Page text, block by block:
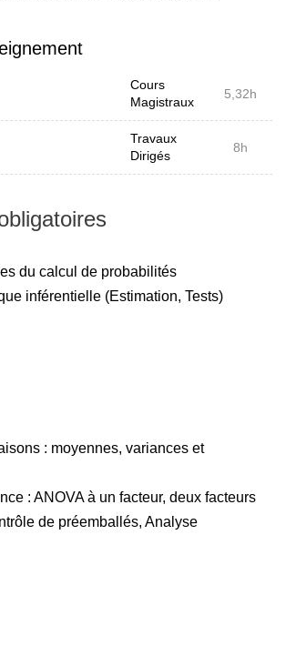
Cours
Magistraux
5,32h
Travaux
Dirigés
8h
du calcul de probabilités
inférentielle (Estimation, Tests)
: moyennes, variances et
: ANOVA à un facteur, deux facteurs
de préemballés, Analyse
Statistique des procédés